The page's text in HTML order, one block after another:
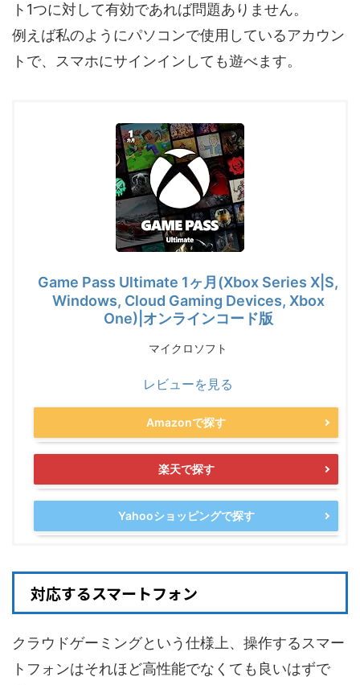
ト1つに対して有効であれば問題ありません。
例えば私のようにパソコンで使用しているアカウン
トで、スマホにサインインしても遊べます。
Game Pass Ultimate 1ヶ月(Xbox Series X|S,
Windows, Cloud Gaming Devices, Xbox
One)|オンラインコード版
マイクロソフト
レビューを見る
Amazonで探す
楽天で探す
Yahooショッピングで探す
対応するスマートフォン
クラウドゲーミングという仕様上、操作するスマー
トフォンはそれほど高性能でなくても良いはずで